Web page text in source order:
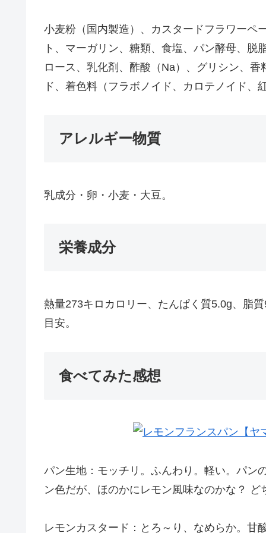
小麦粉（国内製造）、カスタードフラワーペ
ト、マーガリン、糖類、食塩、パン酵母、
ロース、乳化剤、酢酸（Na）、グリシン、
ド、着色料（フラボノイド、カロテノイド
アレルギー物質
乳成分・卵・小麦・大豆。
栄養成分
熱量273キロカロリー、たんぱく質5.0g、脂
目安。
食べてみた感想
パン生地：モッチリ。ふんわり。軽い。パン
ン色だが、ほのかにレモン風味なのかな？
レモンカスタード：とろ～り、なめらか。甘